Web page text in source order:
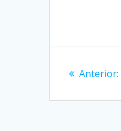
Anterior: